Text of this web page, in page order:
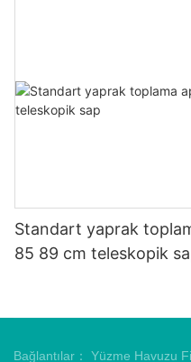
Standart yaprak
85 89 cm teleskopik
Bağlantılar： Yüzme Havuzu